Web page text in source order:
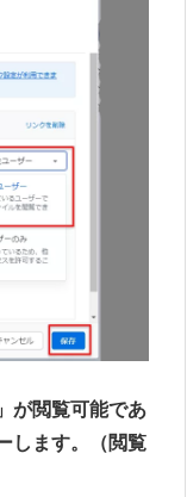
が閲覧可能であ
します。（閲覧